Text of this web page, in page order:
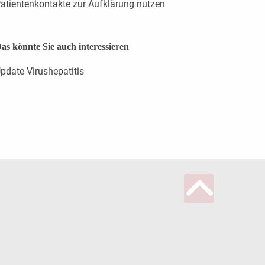
zur Aufklärung nutzen
könnte Sie auch interessieren
Virushepatitis